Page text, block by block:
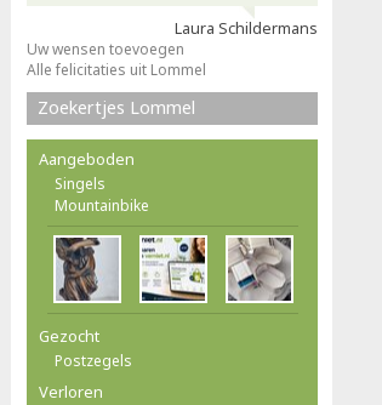
Laura Schildermans
Uw wensen toevoegen
Alle felicitaties uit Lommel
Zoekertjes Lommel
Aangeboden
Singels
Mountainbike
Gezocht
Postzegels
Verloren